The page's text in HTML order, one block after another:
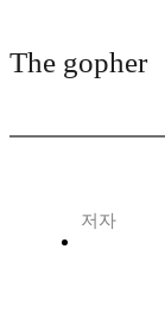
The gopher
저자